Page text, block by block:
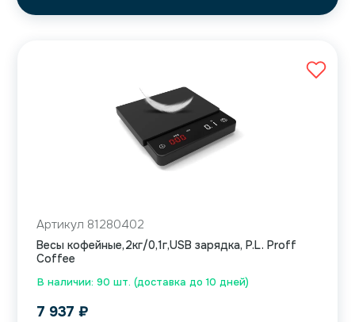
В наличии: 90 шт. (доставка до 10 дней)
Артикул 81280402
Весы кофейные,2кг/0,1г,USB зарядка, P.L. Proff
Coffee
7 937 ₽